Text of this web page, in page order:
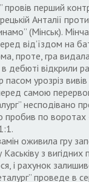
провів перший
Анталії
(Мінськ).
від’їздом на
проте, гра
дебюті відкрили
пасом урозріз
самою
несподівано
пробив по воротах
оживила гру
з вигідних
і рахунок
проведе в